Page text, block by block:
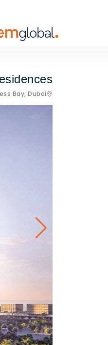
Bay, Dubai